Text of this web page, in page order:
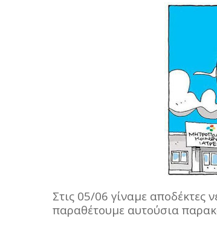
Στις 05/06 γίναμε αποδέκτες
παραθέτουμε αυτούσια